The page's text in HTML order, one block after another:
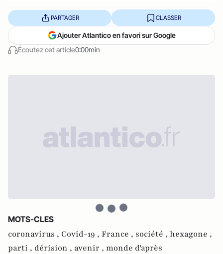
Écoutez cet article0:00min
PARTAGER CLASSER
Ajouter Atlantico en favori sur Google
MOTS-CLES
coronavirus , Covid-19 , France , société , hexagone ,
parti , dérision , avenir , monde d'après